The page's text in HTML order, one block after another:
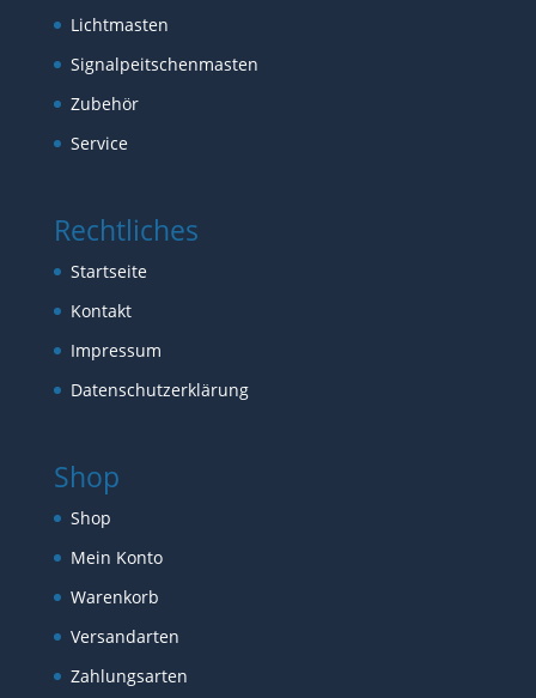
Lichtmasten
Signalpeitschenmasten
Zubehör
Service
Rechtliches
Startseite
Kontakt
Impressum
Datenschutzerklärung
Shop
Shop
Mein Konto
Warenkorb
Versandarten
Zahlungsarten